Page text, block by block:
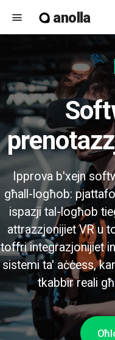
menu anolla
Softwer għall
Ipprova b'xejn
għall-logħob:
ispazji tal-logħob
attrazzjonijiet VR u
toffri integrazjonijiet
sistemi ta' aċċess,
tkabbir reali